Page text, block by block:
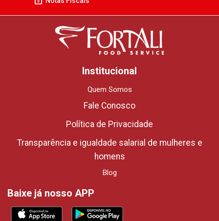
Institucional
Quem Somos
Fale Conosco
Política de Privacidade
Transparência e igualdade salarial de mulheres e
homens
Blog
Baixe já nosso APP